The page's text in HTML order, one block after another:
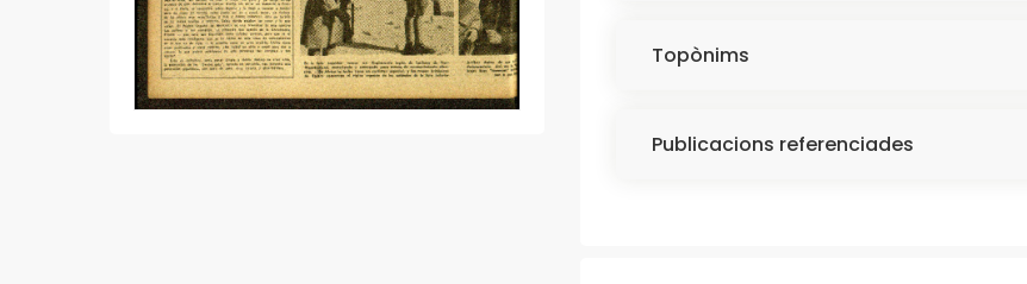
Topònims
Publicacions referenciades